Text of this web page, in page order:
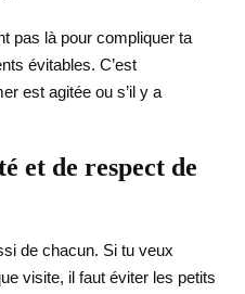
pas là pour compliquer ta
évitables. C’est
est agitée ou s’il y a
et de respect de
de chacun. Si tu veux
visite, il faut éviter les petits